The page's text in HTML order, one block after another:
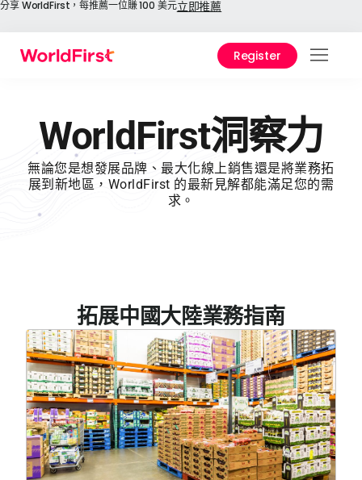
分享 WorldFirst，每推薦一位賺 100 美元立即推薦
Register
境寶
WorldFirst洞察力
無論您是想發展品牌、最大化線上銷售還是將業務拓
展到新地區，WorldFirst 的最新見解都能滿足您的需
求。
拓展中國大陸業務指南